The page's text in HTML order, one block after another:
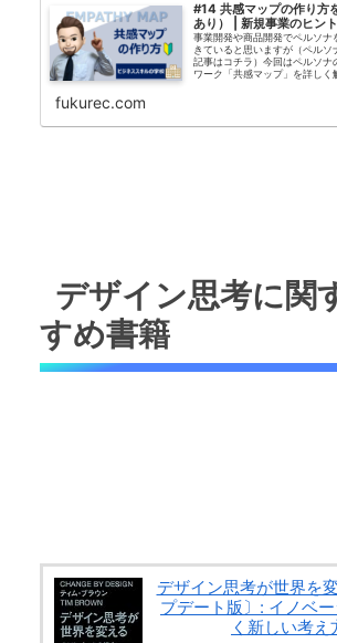
#14 共感マップの作り方
あり） | 新規事業のヒント
事業開発や商品開発でペルソナ
きていると思いますが（ペルソ
記事はコチラ）今回はペルソナ
ワーク「共感マップ」を詳しく
fukurec.com
デザイン思考に関
すめ書籍
デザイン思考が世界を
プデート版〕: イノベ
く新しい考え